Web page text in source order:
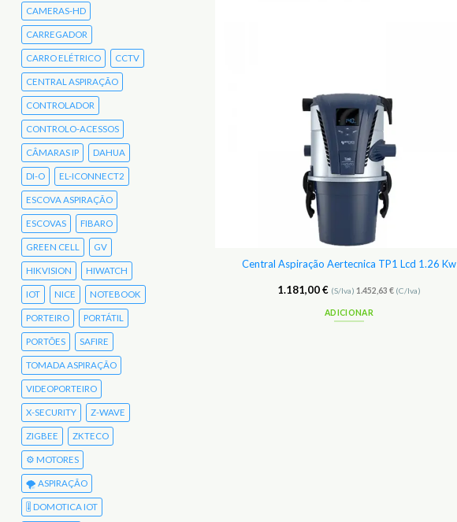
CAMERAS-HD
CARREGADOR
CARRO ELÉTRICO CCTV
CENTRAL ASPIRAÇÃO
CONTROLADOR
CONTROLO-ACESSOS
CÂMARAS IP DAHUA
DI-O EL-ICONNECT2
ESCOVA ASPIRAÇÃO
ESCOVAS FIBARO
GREEN CELL GV
HIKVISION HIWATCH
IOT NICE NOTEBOOK
PORTEIRO PORTÁTIL
PORTÕES SAFIRE
TOMADA ASPIRAÇÃO
VIDEOPORTEIRO
X-SECURITY Z-WAVE
ZIGBEE ZKTECO
⚙️ MOTORES
🌪️ ASPIRAÇÃO
🎚️ DOMOTICA IOT
Central Aspiração Aertecnica TP1 Lcd 1.26 Kw
1.181,00€ (S/Iva) 1.452,63 € (C/Iva)
ADICIONAR
Modelo Classic / Silver Aertecnica
PETIAC
163,00€ (S/Iva)200,49€(C/Iva)
ADICIONAR